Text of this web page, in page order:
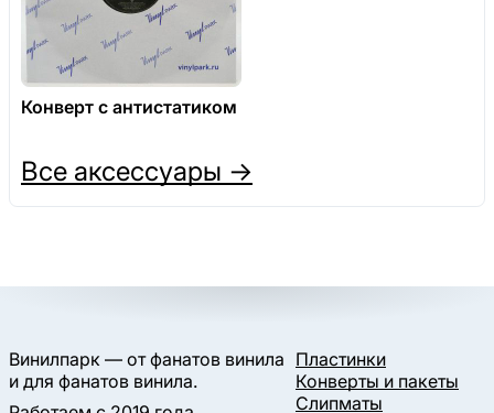
Конверт с антистатиком
Все аксессуары →
Винилпарк — от фанатов винила
и для фанатов винила.
Пластинки
Конверты и пакеты
Слипматы